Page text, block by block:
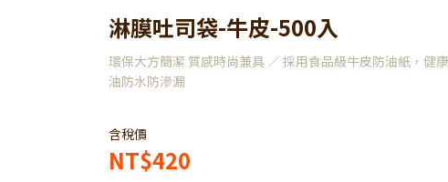
淋膜吐司袋-牛皮-500入
環保大方簡潔 質感時尚兼具 ／ 採用食品級牛皮防油紙，健
油防水防滲漏
含稅價
NT$420